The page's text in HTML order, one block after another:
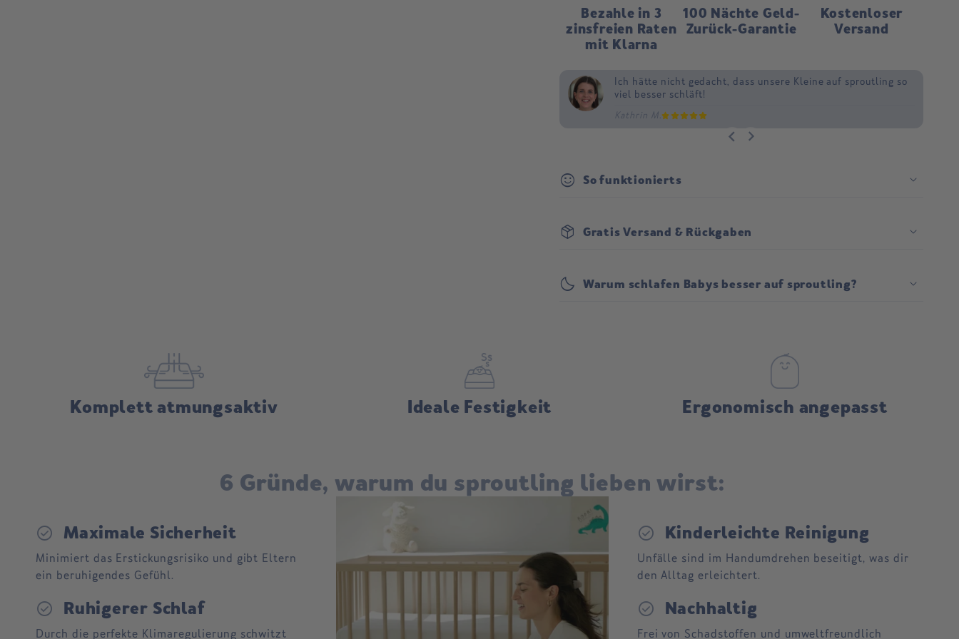
Bezahle in 3
zinsfreien Raten
mit Klarna
100 Nächte Geld-
Zurück-Garantie
Kostenloser
Versand
Ich hätte nicht gedacht, dass unsere Kleine auf sproutling so
viel besser schläft!
Kathrin M.
Wir können nachts wieder schlafen und fühlen uns so viel
besser!
Judith B.
Kein Vergleich zu vorher, wo wir Sorge um unseren Kleinen im
Schlaf hatten!
Lena B.
sentiment_satisfied So funktionierts
package_2
Gratis Versand & Rückgaben
bedtime Warum schlafen Babys besser auf sproutling?
Komplett atmungsaktiv Ideale Festigkeit Ergonomisch angepasst
6 Gründe, warum du sproutling lieben wirst:
check_circle Maximale Sicherheit
Minimiert das Erstickungsrisiko und gibt Eltern
ein beruhigendes Gefühl.
check_circle Ruhigerer Schlaf
Durch die perfekte Klimaregulierung schwitzt
check_circle Kinderleichte Reinigung
Unfälle sind im Handumdrehen beseitigt, was dir
den Alltag erleichtert.
check_circle Nachhaltig
Frei von Schadstoffen und umweltfreundlich